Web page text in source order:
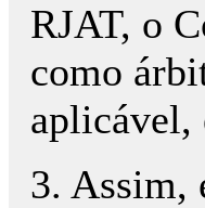
RJAT, o
como
aplicável,
3. Assim,